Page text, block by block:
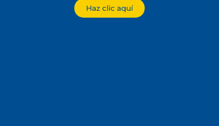
Haz clic aquí